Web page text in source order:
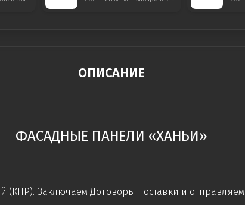
ОПИСАНИЕ
ФАСАДНЫЕ ПАНЕЛИ «ХАНЬИ»
Заключаем Договоры поставки и